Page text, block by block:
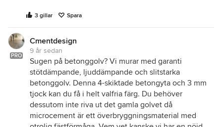
3 gillar Spara
PRO
Cmentdesign
9 år sedan
Sugen på betonggolv? Vi murar med garanti
stötdämpande, ljuddämpande och slitstarka
betonggolv. Denna 4-skiktade betongyta och 3 mm
tjock kan du få i helt valfria färg. Du behöver
dessutom inte riva ut det gamla golvet då
microcement är ett överbryggningsmaterial med